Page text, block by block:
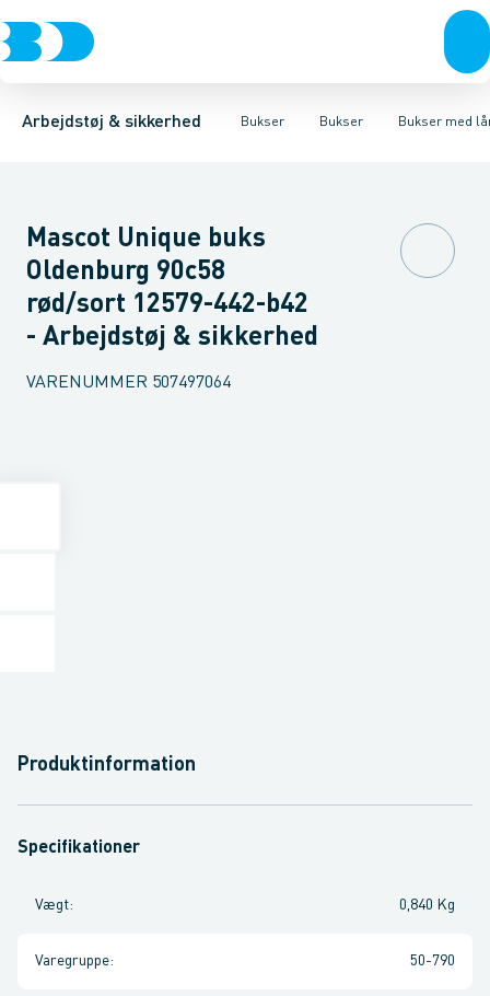
Arbejdstøj & sikkerhed Bukser
Trøjer & t-shirtsBukser Overtøj & huer Undertøj & sokkerSko
Bukser
BukserKnickers & Shorts OverallsKedeldragter Knæskånere
Bukser med
Bukser med hængelommer Bukser med lårlommer
Mascot Unique buks
Oldenburg 90c58
rød/sort 12579-442-b42
- Arbejdstøj & sikkerhed
VARENUMMER 507497064
Produktinformation
Specifikationer
Vægt: 0,840 Kg
Varegruppe: 50-790